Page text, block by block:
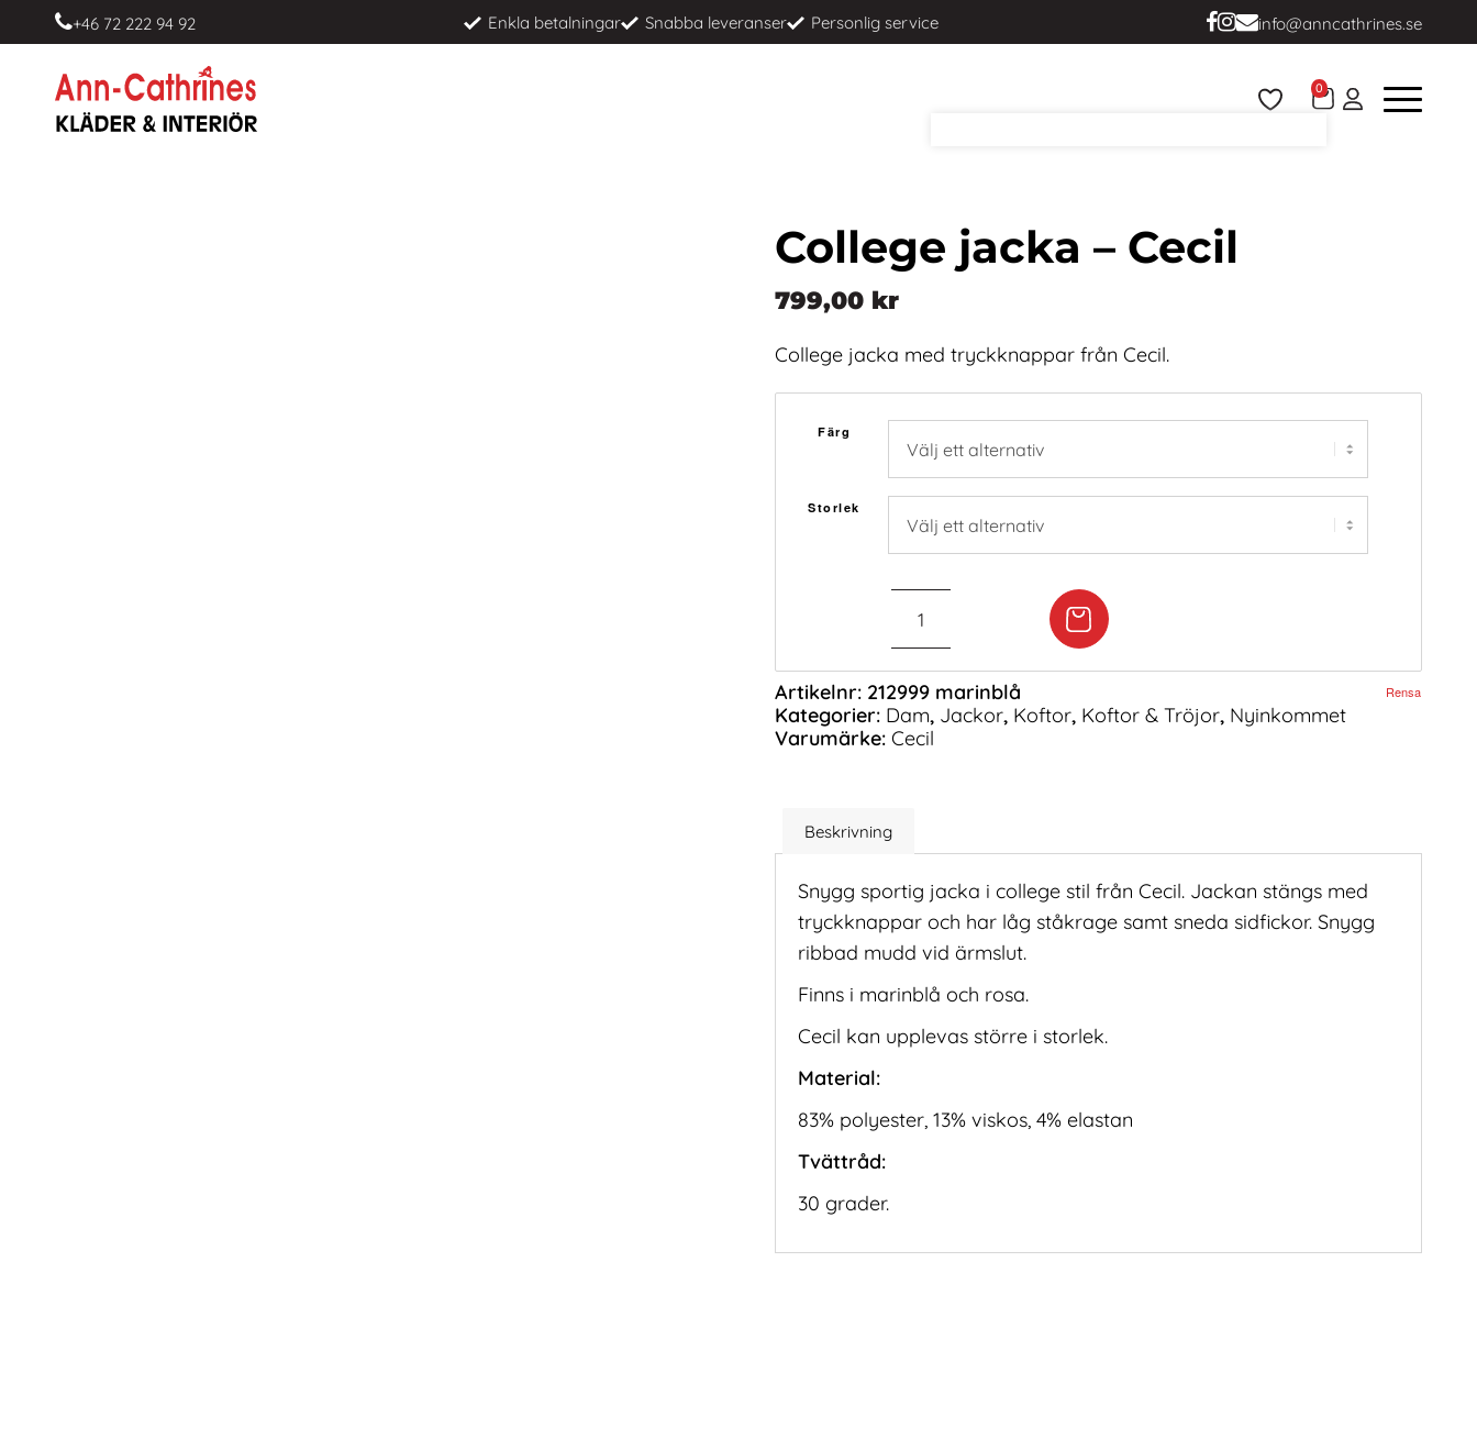
+46 72 222 94 92 Enkla betalningar Snabba leveranser Personlig service info@anncathrines.se
0
College jacka – Cecil
799,00 kr
College jacka med tryckknappar från Cecil.
Färg
Storlek
Rensa
Artikelnr: 212999 marinblå
Kategorier: Dam, Jackor, Koftor, Koftor & Tröjor, Nyinkommet
Varumärke: Cecil
Beskrivning
Snygg sportig jacka i college stil från Cecil. Jackan stängs med
tryckknappar och har låg ståkrage samt sneda sidfickor. Snygg
ribbad mudd vid ärmslut.
Finns i marinblå och rosa.
Cecil kan upplevas större i storlek.
Material:
83% polyester, 13% viskos, 4% elastan
Tvättråd:
30 grader.